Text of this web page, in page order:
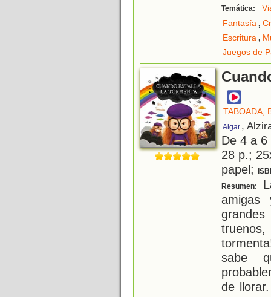
Temática:
Fantasía,
Escritura,
Juegos de
TABOADA,
Algar ,
De 4 a
28 p.;
papel;
Resumen:
sabe
de